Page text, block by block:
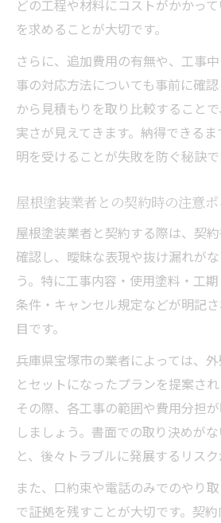
どの工程や材料にコストがかかっ
を求めることが大切です。
さらに、追加費用の有無や、工事
事の対応方法についても事前に確
から見積もりを取り比較すること
実さが見えてきます。納得できる
明を受けることが失敗を防ぐ秘訣で
屋根塗装業者との契約時の注意
屋根塗装業者と契約する際は、契
確認し、曖昧な表現や抜け漏れが
う。特に工事内容・使用塗料・工
条件・キャンセル規定などが明記
目です。
兵庫県宝塚市の業者によっては、
とセットになったプランを提案され
その際、各工事の範囲や費用分担
しましょう。書面での取り決めが
と、後々トラブルに発展するリスク
また、口約束や電話のみでのやり
で証拠を残すことが大切です。契